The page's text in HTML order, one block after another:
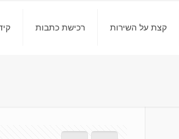
קצת על השירות רכישת כתבות